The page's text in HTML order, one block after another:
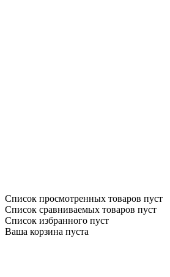
Список просмотренных товаров пуст
Список сравниваемых товаров пуст
Список избранного пуст
Ваша корзина пуста